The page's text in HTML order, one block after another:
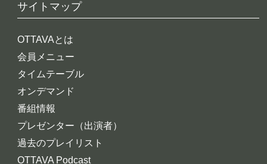
サイトマップ
OTTAVAとは
会員メニュー
タイムテーブル
オンデマンド
番組情報
プレゼンター（出演者）
過去のプレイリスト
OTTAVA Podcast